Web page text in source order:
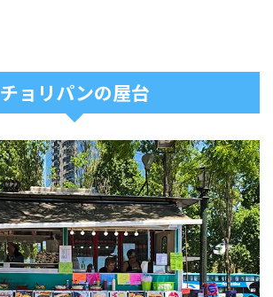
チョリパンの屋台